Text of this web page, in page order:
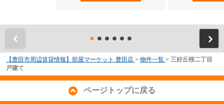
【豊田市周辺賃貸情報】部屋マーケット 豊田店 > 物件一覧 > 三好丘桜二丁目
戸建て
ページトップに戻る